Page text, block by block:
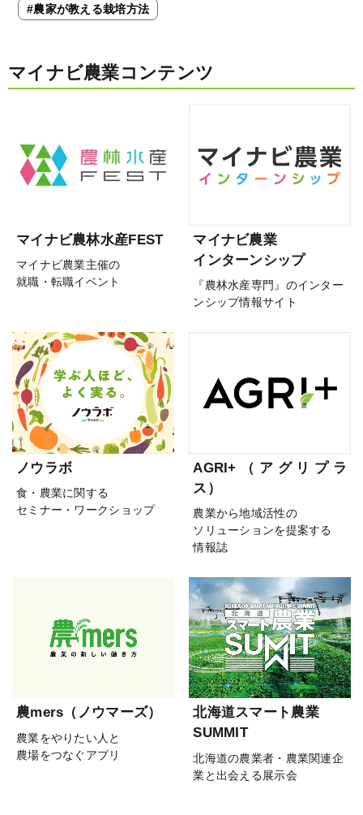
#農家が教える栽培方法
マイナビ農業コンテンツ
マイナビ農林水産FEST
マイナビ農業主催の
就職・転職イベント
マイナビ農業
インターンシップ
『農林水産専門』のインター
ンシップ情報サイト
ノウラボ
食・農業に関する
セミナー・ワークショップ
AGRI+（アグリプラ
ス）
農業から地域活性の
ソリューションを提案する
情報誌
農mers（ノウマーズ）
農業をやりたい人と
農場をつなぐアプリ
北海道スマート農業
SUMMIT
北海道の農業者・農業関連企
業と出会える展示会